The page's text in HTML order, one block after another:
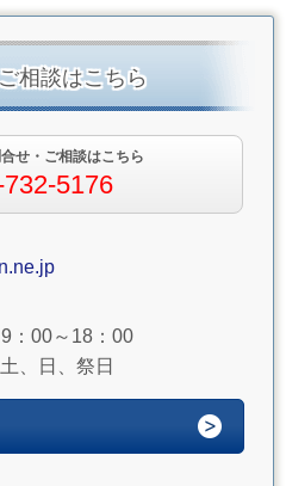
相談はこちら
せ・ご相談はこちら
5176
：00～18：00
、日、祭日